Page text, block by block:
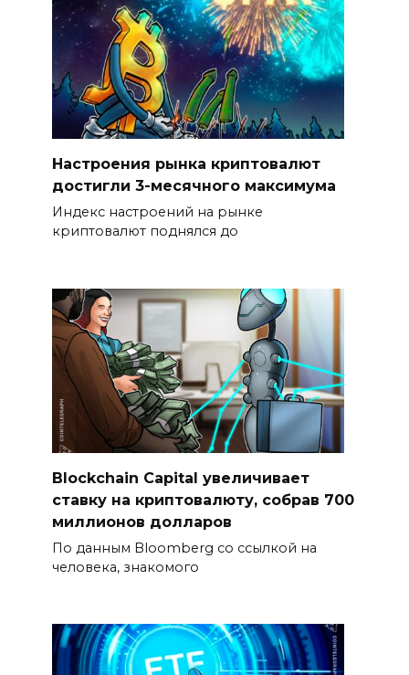
Настроения рынка криптовалют
достигли 3-месячного максимума
Индекс настроений на рынке
криптовалют поднялся до
Blockchain Capital увеличивает
ставку на криптовалюту, собрав 700
миллионов долларов
По данным Bloomberg со ссылкой на
человека, знакомого